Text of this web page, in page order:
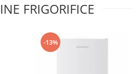
FRIGORIFICE
-13%